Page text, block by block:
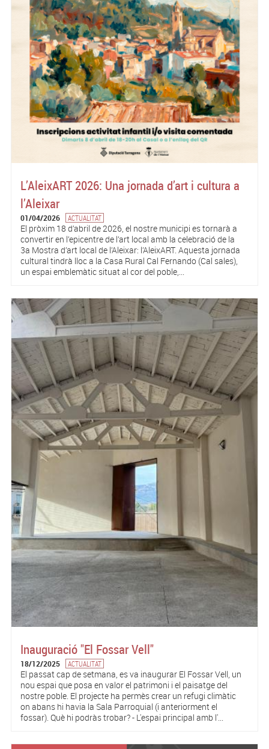
L’AleixART 2026: Una jornada d’art i cultura a
l’Aleixar
01/04/2026 ACTUALITAT
El pròxim 18 d’abril de 2026, el nostre municipi es tornarà a
convertir en l’epicentre de l’art local amb la celebració de la
3a Mostra d’art local de l’Aleixar: l’AleixART. Aquesta jornada
cultural tindrà lloc a la Casa Rural Cal Fernando (Cal sales),
un espai emblemàtic situat al cor del poble,...
Inauguració "El Fossar Vell"
18/12/2025 ACTUALITAT
El passat cap de setmana, es va inaugurar El Fossar Vell, un
nou espai que posa en valor el patrimoni i el paisatge del
nostre poble. El projecte ha permès crear un refugi climàtic
on abans hi havia la Sala Parroquial (i anteriorment el
fossar). Què hi podràs trobar? - L'espai principal amb l'...